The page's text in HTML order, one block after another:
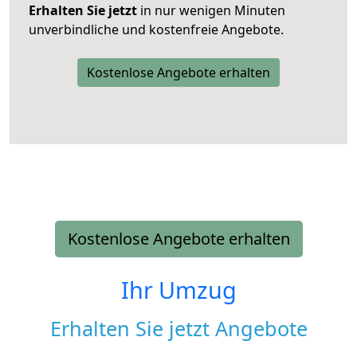
Erhalten Sie jetzt in nur wenigen Minuten
unverbindliche und kostenfreie Angebote.
Kostenlose Angebote erhalten
Kostenlose Angebote erhalten
Ihr Umzug
Erhalten Sie jetzt Angebote